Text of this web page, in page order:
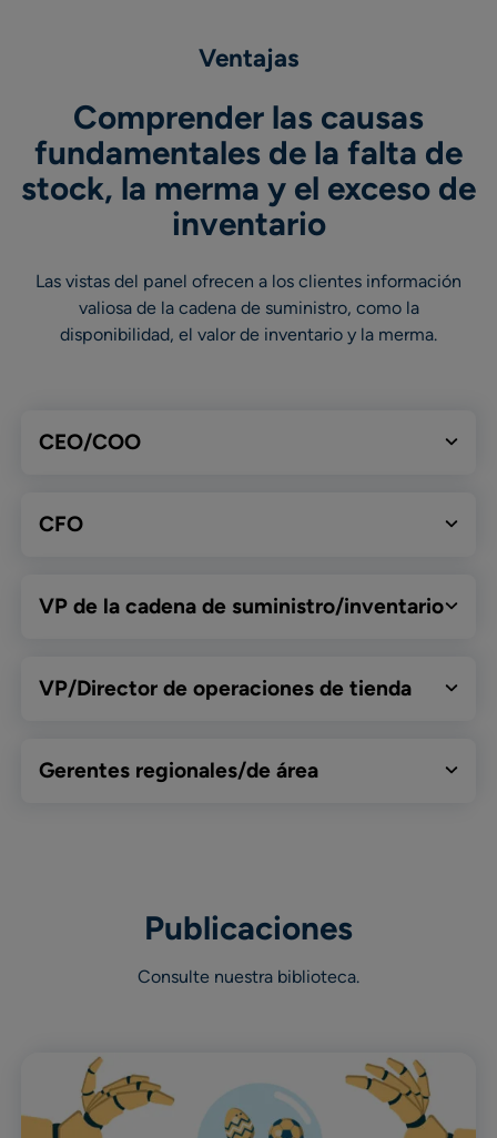
Ventajas
Comprender las causas
fundamentales de la falta de
stock, la merma y el exceso de
inventario
Las vistas del panel ofrecen a los clientes información
valiosa de la cadena de suministro, como la
disponibilidad, el valor de inventario y la merma.
CEO/COO
CFO
VP de la cadena de suministro/inventario
VP/Director de operaciones de tienda
Gerentes regionales/de área
Publicaciones
Consulte nuestra biblioteca.